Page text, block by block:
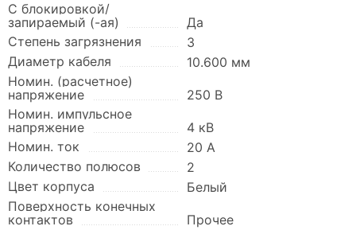
С блокировкой/
запираемый (-ая)
Да
Степень загрязнения
3
Диаметр кабеля
10.600 мм
Номин. (расчетное)
напряжение
250 В
Номин. импульсное
напряжение
4 кВ
Номин. ток
20 А
Количество полюсов
2
Цвет корпуса
Белый
Поверхность конечных
контактов
Прочее